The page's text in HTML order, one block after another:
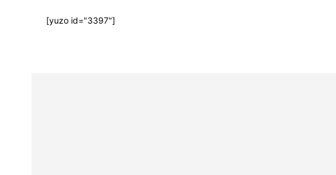
[yuzo id="3397"]